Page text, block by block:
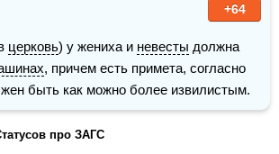
+64
церковь) у жениха и невесты должна
, причем есть примета, согласно
быть как можно более извилистым.
про ЗАГС